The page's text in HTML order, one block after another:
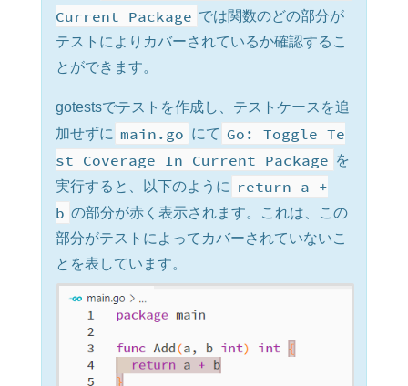
Current Package では関数のどの部分が
テストによりカバーされているか確認するこ
とができます。
gotestsでテストを作成し、テストケースを追
加せずに main.go にて Go: Toggle Te
st Coverage In Current Package を
実行すると、以下のように
return a +
b の部分が赤く表示されます。これは、この
部分がテストによってカバーされていないこ
とを表しています。